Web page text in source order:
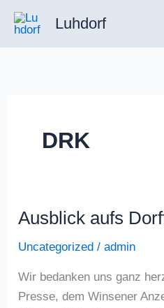
Zum
Inhalt
Luhdorf
DRK
Ausblick aufs
Uncategorized /admin
Wir bedanken uns ganz
Presse, dem Winsener